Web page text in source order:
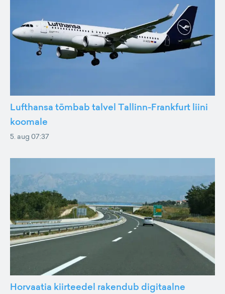
Lufthansa tõmbab talvel Tallinn-Frankfurt liini
koomale
5. aug 07:37
Horvaatia kiirteedel rakendub digitaalne